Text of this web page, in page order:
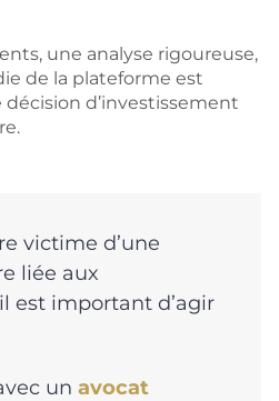
une analyse rigoureuse,
de la plateforme est
d’investissement
victime d’une
liée aux
est important d’agir
un avocat